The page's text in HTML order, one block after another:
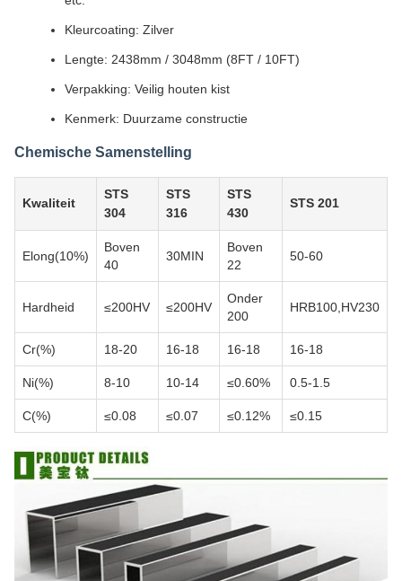
Kleurcoating: Zilver
Lengte: 2438mm / 3048mm (8FT / 10FT)
Verpakking: Veilig houten kist
Kenmerk: Duurzame constructie
Chemische Samenstelling
Kwaliteit
STS
304
STS
316
STS
430
STS 201
Elong(10%)
Boven
40
30MIN
Boven
22
50-60
Hardheid ≤200HV ≤200HV
Onder
200
HRB100,HV230
Cr(%) 18-20 16-18 16-18 16-18
Ni(%) 8-10 10-14 ≤0.60% 0.5-1.5
C(%) ≤0.08 ≤0.07 ≤0.12% ≤0.15